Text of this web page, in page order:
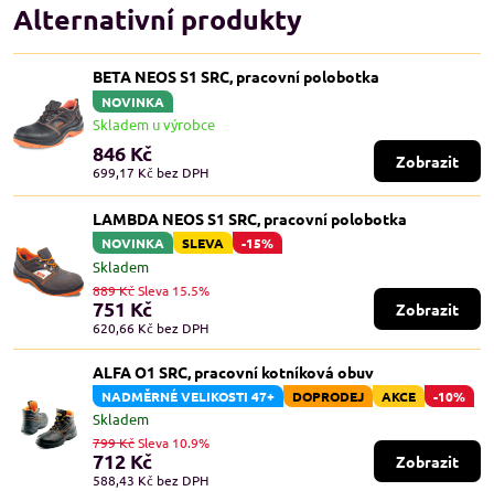
Alternativní produkty
BETA NEOS S1 SRC, pracovní polobotka
NOVINKA
Skladem u výrobce
846 Kč
699,17 Kč bez DPH
Zobrazit
LAMBDA NEOS S1 SRC, pracovní polobotka
NOVINKA SLEVA -15%
Skladem
751 Kč
620,66 Kč bez DPH
889 KčSleva 15.5%
Zobrazit
ALFA O1 SRC, pracovní kotníková obuv
NADMĚRNÉ VELIKOSTI 47+ DOPRODEJ AKCE -10%
Skladem
712 Kč
588,43 Kč bez DPH
799 KčSleva 10.9%
Zobrazit